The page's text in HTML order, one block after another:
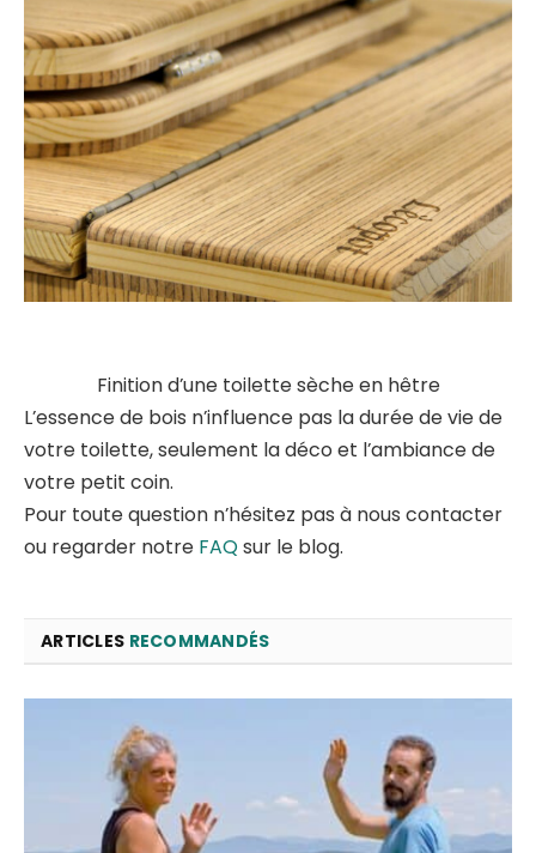
Finition d’une toilette sèche en hêtre
L’essence de bois n’influence pas la durée de vie de
votre toilette, seulement la déco et l’ambiance de
votre petit coin.
Pour toute question n’hésitez pas à nous contacter
ou regarder notre FAQsur le blog.
ARTICLES RECOMMANDÉS